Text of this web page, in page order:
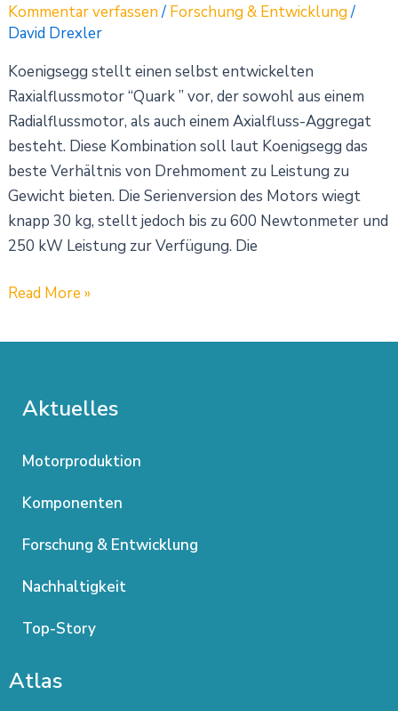
Kommentar verfassen/ Forschung & Entwicklung/
David Drexler
Koenigsegg stellt einen selbst entwickelten
Raxialflussmotor “Quark ” vor, der sowohl aus einem
Radialflussmotor, als auch einem Axialfluss-Aggregat
besteht. Diese Kombination soll laut Koenigsegg das
beste Verhältnis von Drehmoment zu Leistung zu
Gewicht bieten. Die Serienversion des Motors wiegt
knapp 30 kg, stellt jedoch bis zu 600 Newtonmeter und
250 kW Leistung zur Verfügung. Die
Read More »
Aktuelles
Motorproduktion
Komponenten
Forschung & Entwicklung
Nachhaltigkeit
Top-Story
Atlas